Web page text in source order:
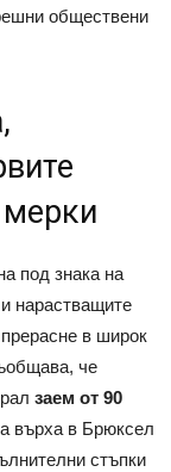
обществени
под знака на
нарастващите
в широк
че
заем от 90
върха в Брюксел
стъпки